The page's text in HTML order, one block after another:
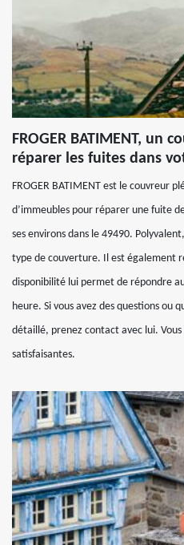
FROGER BATIMENT, un
réparer les fuites dans
FROGER BATIMENT est le couvreur
d’immeubles pour réparer une fuite
ses environs dans le 49490.
type de couverture. Il est également
disponibilité lui permet de répondre
heure. Si vous avez des questions ou
détaillé, prenez contact avec lui.
satisfaisantes.